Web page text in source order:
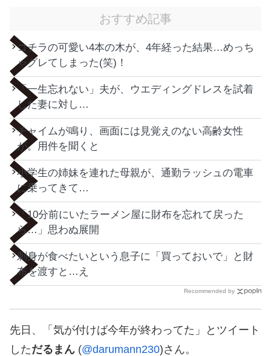
おすすめ記事
コチラの可愛い4本の木が、4年経った結果…めっち
ゃグレてしまった(笑)！
「一生忘れない」夫が、ウエディングドレスを試着
した妻に対し…
チャイムが鳴り、画面には見覚えのない高齢女性
が。用件を聞くと
小学生の姉妹を連れた母親が、通勤ラッシュの電車
に乗ってきて…
「10分前にいたラーメン屋に財布を忘れて戻った
ら…」思わぬ展開
刺身が食べたいという息子に「買っておいで」と財
布を渡すと…え
Recommended by
先日、「気が付けば今年が終わってた」とツイート
しただるまん (@darumann230)さん。